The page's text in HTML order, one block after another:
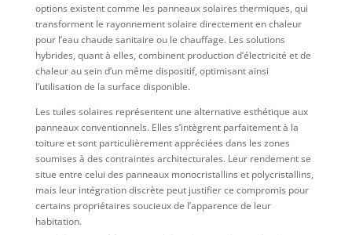
options existent comme les panneaux solaires thermiques, qui
transforment le rayonnement solaire directement en chaleur
pour l’eau chaude sanitaire ou le chauffage. Les solutions
hybrides, quant à elles, combinent production d’électricité et de
chaleur au sein d’un même dispositif, optimisant ainsi
l’utilisation de la surface disponible.
Les tuiles solaires représentent une alternative esthétique aux
panneaux conventionnels. Elles s’intègrent parfaitement à la
toiture et sont particulièrement appréciées dans les zones
soumises à des contraintes architecturales. Leur rendement se
situe entre celui des panneaux monocristallins et polycristallins,
mais leur intégration discrète peut justifier ce compromis pour
certains propriétaires soucieux de l’apparence de leur
habitation.